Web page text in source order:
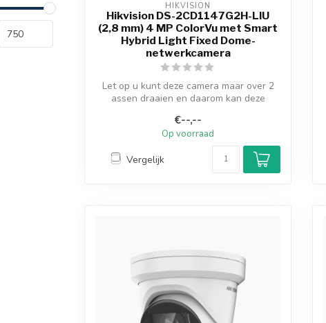
HIKVISION
Hikvision DS-2CD1147G2H-LIU
(2,8 mm) 4 MP ColorVu met Smart
Hybrid Light Fixed Dome-
netwerkcamera
Let op u kunt deze camera maar over 2
assen draaien en daarom kan deze
€--,--
Op voorraad
Vergelijk